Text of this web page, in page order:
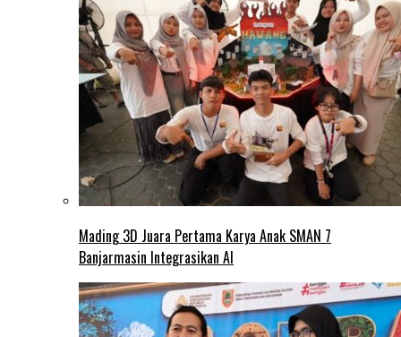
Mading 3D Juara Pertama Karya Anak SMAN 7
Banjarmasin Integrasikan AI